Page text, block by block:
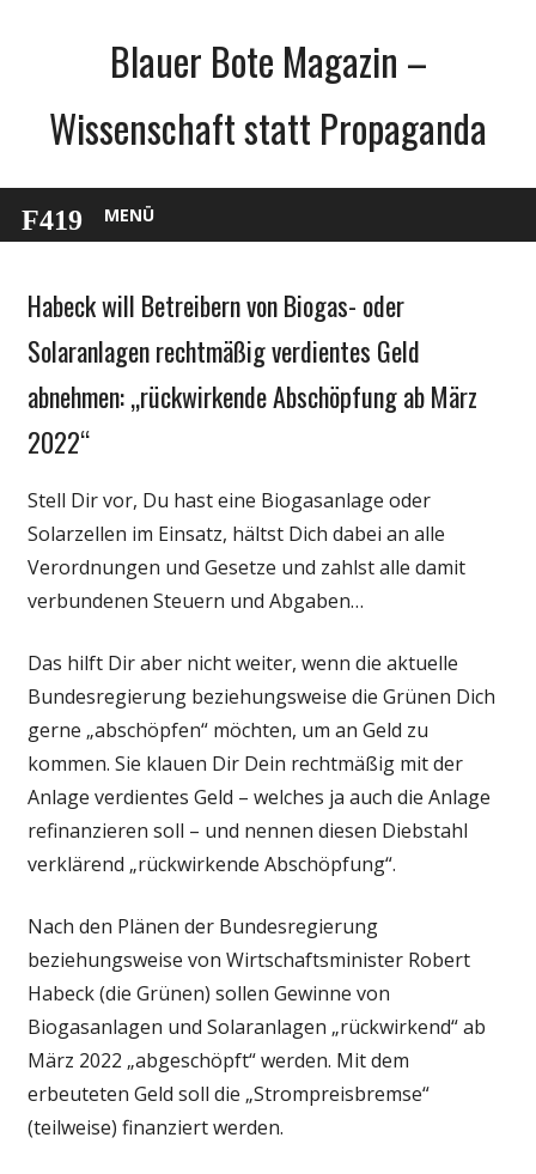
Blauer Bote Magazin –
Wissenschaft statt Propaganda
MENÜ
Gesellschaft
Wirtschaft
Wissenschaft
Habeck will Betreibern von Biogas- oder
Solaranlagen rechtmäßig verdientes Geld
abnehmen: „rückwirkende Abschöpfung ab März
2022“
Stell Dir vor, Du hast eine Biogasanlage oder
Solarzellen im Einsatz, hältst Dich dabei an alle
Verordnungen und Gesetze und zahlst alle damit
verbundenen Steuern und Abgaben…
Das hilft Dir aber nicht weiter, wenn die aktuelle
Bundesregierung beziehungsweise die Grünen Dich
gerne „abschöpfen“ möchten, um an Geld zu
kommen. Sie klauen Dir Dein rechtmäßig mit der
Anlage verdientes Geld – welches ja auch die Anlage
refinanzieren soll – und nennen diesen Diebstahl
verklärend „rückwirkende Abschöpfung“.
Nach den Plänen der Bundesregierung
beziehungsweise von Wirtschaftsminister Robert
Habeck (die Grünen) sollen Gewinne von
Biogasanlagen und Solaranlagen „rückwirkend“ ab
März 2022 „abgeschöpft“ werden. Mit dem
erbeuteten Geld soll die „Strompreisbremse“
(teilweise) finanziert werden.